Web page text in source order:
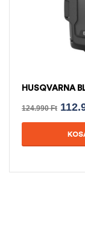
HUSQVARNA
124.990Ft